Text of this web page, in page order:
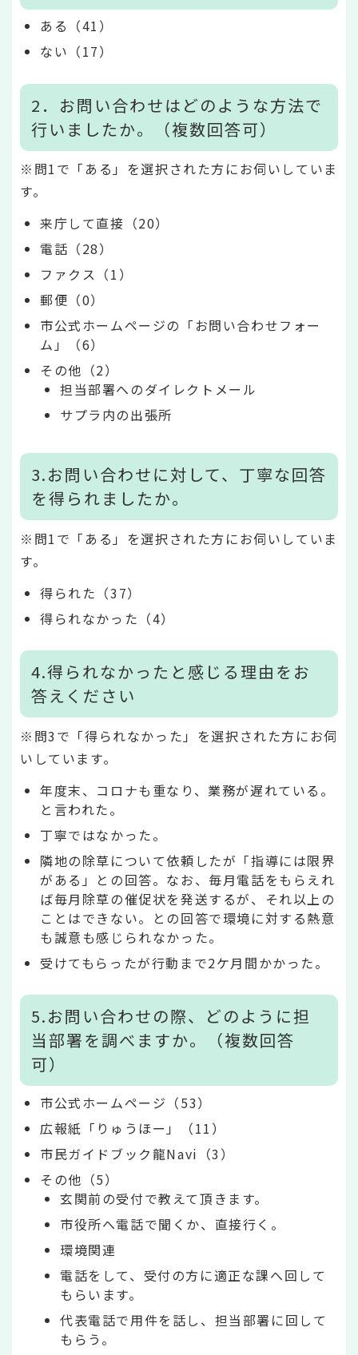
ある（41）
ない（17）
2．お問い合わせはどのような方法で
行いましたか。（複数回答可）
※問1で「ある」を選択された方にお伺いしていま
す。
来庁して直接（20）
電話（28）
ファクス（1）
郵便（0）
市公式ホームページの「お問い合わせフォー
ム」（6）
その他（2）
担当部署へのダイレクトメール
サプラ内の出張所
3.お問い合わせに対して、丁寧な回答
を得られましたか。
※問1で「ある」を選択された方にお伺いしていま
す。
得られた（37）
得られなかった（4）
4.得られなかったと感じる理由をお
答えください
※問3で「得られなかった」を選択された方にお伺
いしています。
年度末、コロナも重なり、業務が遅れている。
と言われた。
丁寧ではなかった。
隣地の除草について依頼したが「指導には限界
がある」との回答。なお、毎月電話をもらえれ
ば毎月除草の催促状を発送するが、それ以上の
ことはできない。との回答で環境に対する熱意
も誠意も感じられなかった。
受けてもらったが行動まで2ケ月間かかった。
5.お問い合わせの際、どのように担
当部署を調べますか。（複数回答
可）
市公式ホームページ（53）
広報紙「りゅうほー」（11）
市民ガイドブック龍Navi（3）
その他（5）
玄関前の受付で教えて頂きます。
市役所へ電話で聞くか、直接行く。
環境関連
電話をして、受付の方に適正な課へ回して
もらいます。
代表電話で用件を話し、担当部署に回して
もらう。